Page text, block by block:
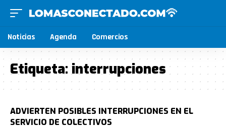
Noticias Agenda Comercios
Etiqueta:interrupciones
ADVIERTEN POSIBLES INTERRUPCIONES EN EL
SERVICIO DE COLECTIVOS